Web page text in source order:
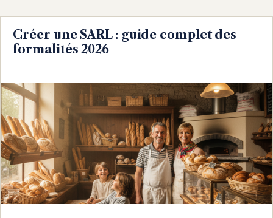
Créer une SARL : guide complet des
formalités 2026